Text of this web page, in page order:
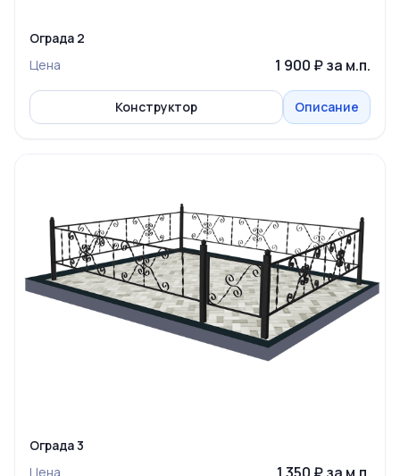
Ограда 2
Цена
1 900 ₽ за м.п.
Конструктор Описание
Ограда 3
Цена